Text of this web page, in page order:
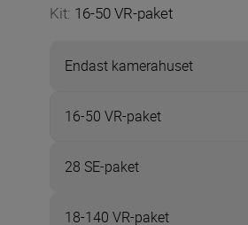
Kit: 16-50 VR-paket
Endast kamerahuset
16-50 VR-paket
28 SE-paket
18-140 VR-paket